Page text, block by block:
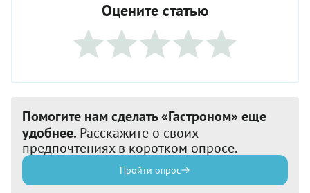
Оцените статью
Помогите нам сделать «Гастроном» еще
удобнее. Расскажите о своих
предпочтениях в коротком опросе.
Пройти опрос